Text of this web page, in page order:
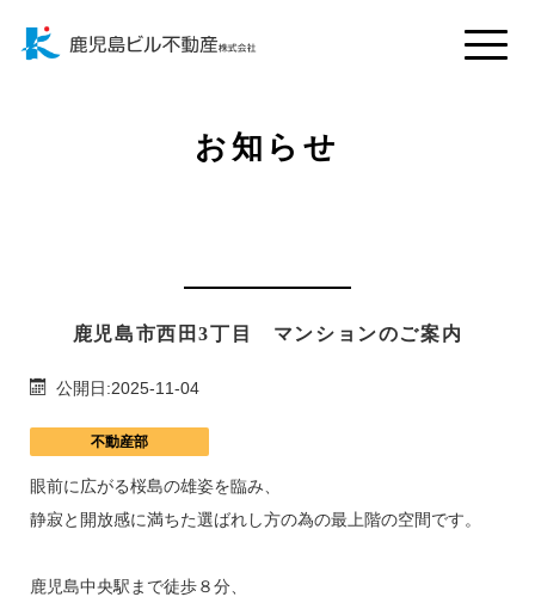
Toggle
お知らせ
鹿児島市西田3丁目 マンションのご案内
公開日:2025-11-04
不動産部
眼前に広がる桜島の雄姿を臨み、
静寂と開放感に満ちた選ばれし方の為の最上階の空間です。
鹿児島中央駅まで徒歩８分、